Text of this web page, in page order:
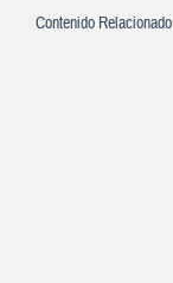
Contenido Relacionado